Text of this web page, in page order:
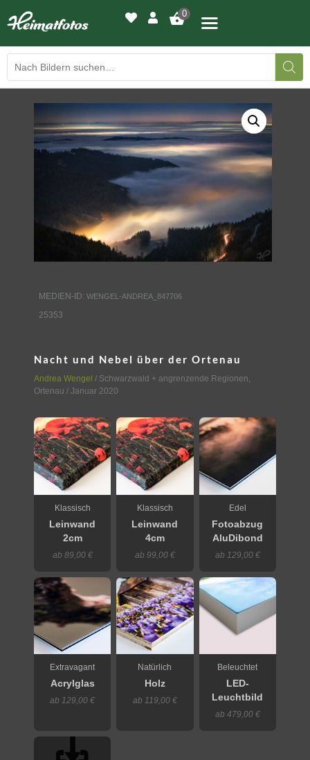
0
BILDERGALERIE
DRUCKQUALITÄTEN
LED-LEUCHTBILDER
WIR DRUCKEN IHR BILD
AUSSTELLUNGEN
KONTAKT
MEDIEN-ID: WENGEL-ANDREA_847706
25353
Nacht und Nebel über der Ortenau
Andrea Wengel / Schwarzwald + angrenzende Regionen,
Ortenau / Januar 2020
Klassisch
Leinwand
2cm
ab 89,00 €
Klassisch
Leinwand
4cm
ab 99,00 €
Edel
Fotoabzug
AluDibond
ab 129,00 €
Extravagant
Acrylglas
ab 129,00 €
Natürlich
Holz
ab 119,00 €
Beleuchtet
LED-
Leuchtbild
ab 479,00 €